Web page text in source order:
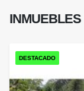
INMUEBLES
DESTACADO